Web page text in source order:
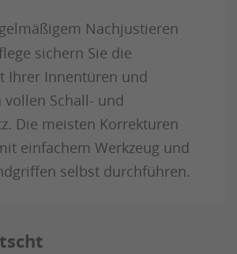
Nachjustieren
sichern Sie die
Ihrer Innentüren und
Schall- und
Die meisten Korrekturen
einfachem Werkzeug und
selbst durchführen.